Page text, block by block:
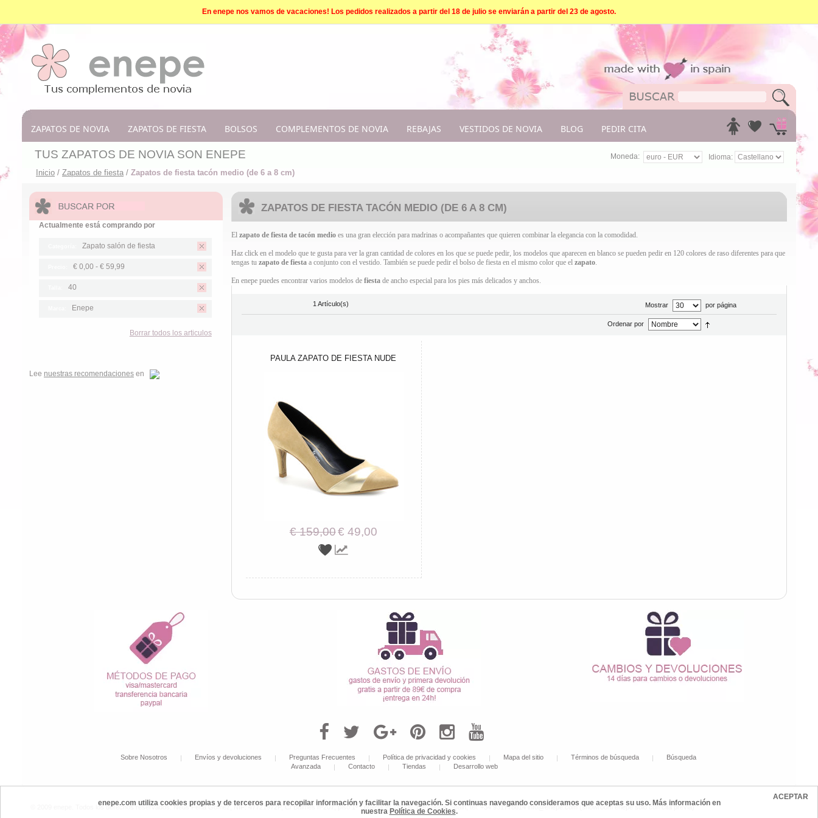
En enepe nos vamos de vacaciones! Los pedidos realizados a partir del 18 de julio se enviarán a partir del 23 de agosto.
ZAPATOS DE NOVIA ZAPATOS DE FIESTA BOLSOS COMPLEMENTOS DE NOVIA REBAJAS VESTIDOS DE NOVIA BLOG PEDIR CITA
Idioma:
Moneda:
TUS ZAPATOS DE NOVIA SON ENEPE
Inicio / Zapatos de fiesta / Zapatos de fiesta tacón medio (de 6 a 8 cm)
Actualmente está comprando por
Zapato salón de fiesta
€ 0,00 - € 59,99
40
Enepe
Borrar todos los articulos
Lee nuestras recomendaciones en
ZAPATOS DE FIESTA TACÓN MEDIO (DE 6 A 8 CM)
Elzapato de fiesta de tacónmedioes una gran elección para madrinas o acompañantes que quieren combinar la elegancia con la comodidad.
Haz click en el modelo que te gusta para ver la gran cantidad de colores en los que se puede pedir, los modelos que aparecen en blanco se pueden pedir en 120 colores de raso diferentes para que
tengas tu zapato de fiestaa conjunto con el vestido. También se puede pedir el bolso de fiesta en el mismo color que elzapato.
En enepe puedes encontrar varios modelos defiestade ancho especial para los pies más delicados y anchos.
1 Artículo(s) Mostrar por página
Ordenar por
PAULA ZAPATO DE FIESTA NUDE
€ 159,00€ 49,00
Sobre Nosotros Envíos y devoluciones Preguntas Frecuentes Política de privacidad y cookies Mapa del sitio Términos de búsqueda
Búsqueda
Avanzada
Contacto Tiendas Desarrollo web
© 2009 enepe. Todos los derechos reservados. Neus Peña Gómez, NIF: 47721972P, C/ Balmes nº207, piso 1º - puerta 2ª, 08006, Barcelona, Spain, tel: +34 931778614 info@enepe.com (showroom enepe sólo con cita previa)
ACEPTAR
enepe.com utiliza cookies propias y de terceros para recopilar información y facilitar la navegación. Si continuas navegando consideramos que aceptas su uso. Más información en
nuestra Política de Cookies.